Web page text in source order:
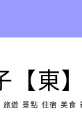
【東
旅遊 景點 住宿 美食